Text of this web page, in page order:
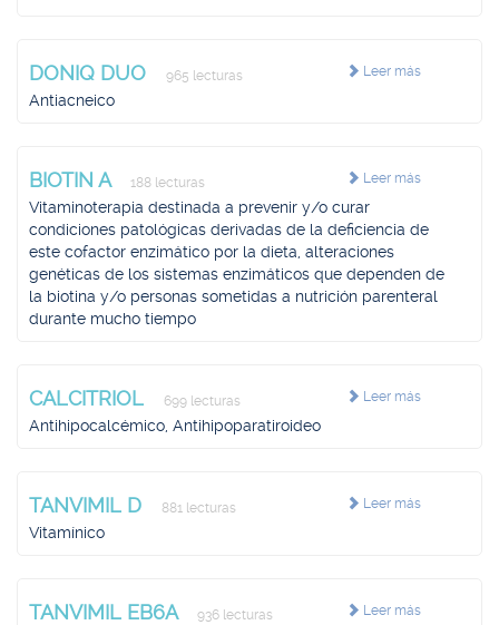
Leer más
DONIQ DUO 965 lecturas
Antiacneico
Leer más
BIOTIN A 188 lecturas
Vitaminoterapia destinada a prevenir y/o curar
condiciones patológicas derivadas de la deficiencia de
este cofactor enzimático por la dieta, alteraciones
genéticas de los sistemas enzimáticos que dependen de
la biotina y/o personas sometidas a nutrición parenteral
durante mucho tiempo
Leer más
CALCITRIOL 699 lecturas
Antihipocalcémico, Antihipoparatiroideo
Leer más
TANVIMIL D 881 lecturas
Vitamínico
Leer más
TANVIMIL EB6A 936 lecturas